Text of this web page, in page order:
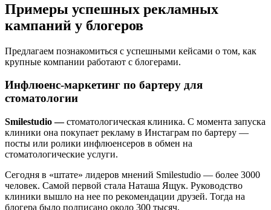
Примеры успешных рекламных
кампаний у блогеров
Предлагаем познакомиться с успешными кейсами о том, как
крупные компании работают с блогерами.
Инфлюенс-маркетинг по бартеру для
стоматологии
Smilestudio —стоматологическая клиника. С момента запуска
клиники она покупает рекламу в Инстаграм по бартеру —
посты или ролики инфлюенсеров в обмен на
стоматологические услуги.
Сегодня в «штате» лидеров мнений Smilestudio — более 3000
человек. Самой первой стала Наташа Ящук. Руководство
клиники вышло на нее по рекомендации друзей. Тогда на
блогера было подписано около 300 тысяч.